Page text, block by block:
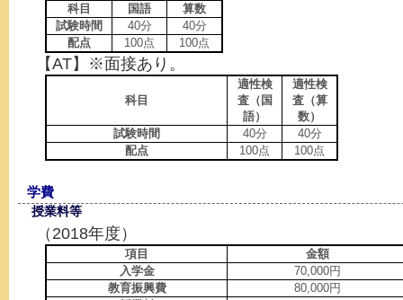
科目 国語
算数
試験時間
40分
40分
配点
100点 100点
【AT】※面接あり。
科目
適性検
査（国
語）
適性検
査（算
数）
試験時間
40分
40分
配点
100点 100点
学費
授業料等
（2018年度）
項目
金額
入学金
70,000円
教育振興費
80,000円